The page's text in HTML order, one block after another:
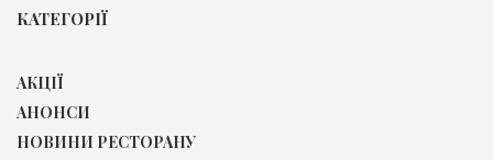
КАТЕГОРІЇ
АКЦІЇ
АНОНСИ
НОВИНИ РЕСТОРАНУ